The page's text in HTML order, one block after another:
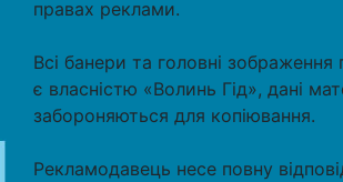
правах реклами.
Всі банери та головні зображення
є власністю «Волинь Гід», дані
забороняються для копіювання.
Рекламодавець несе повну